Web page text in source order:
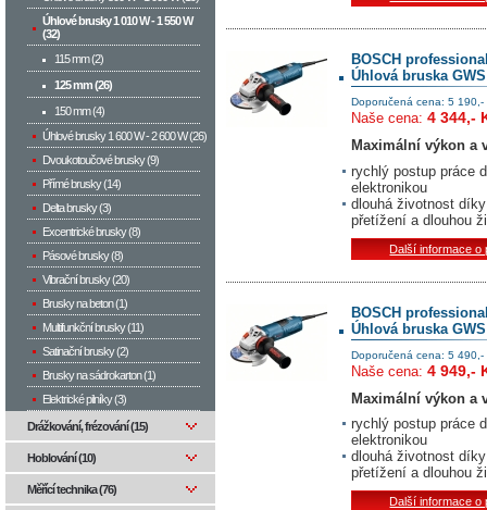
BOSCH
Úhlová bruska GWS
Doporučená cena: 5 190,-
Naše cena: 4 344,-
Maximální výkon a
rychlý postup práce
elektronikou
dlouhá životnost
přetížení a dlouhou
Další informace o
BOSCH
Úhlová bruska
Doporučená cena: 5 490,-
Naše cena: 4 949,-
Maximální výkon a
rychlý postup práce
elektronikou
dlouhá životnost
přetížení a dlouhou
Další informace o
Úhlové brusky 1 010 W - 1 550 W
(32)
115 mm (2)
125 mm (26)
150 mm (4)
Úhlové brusky 1 600 W - 2 600 W (26)
Dvoukotoučové brusky (9)
Přímé brusky (14)
Delta brusky (3)
Excentrické brusky (8)
Pásové brusky (8)
Vibrační brusky (20)
Brusky na beton (1)
Multifunkční brusky (11)
Satinační brusky (2)
Brusky na sádrokarton (1)
Elektrické pilníky (3)
Drážkování, frézování (15)
Hoblování (10)
Měřící technika (76)